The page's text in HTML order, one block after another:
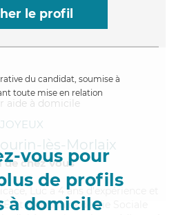
le profil
du candidat, soumise à
toute mise en relation
vous pour
de profils
à domicile
JOYEUX
lès-Morlaix
de chez Vous
Luc a 4 ans d'expérience et
d'Auxiliaire de Vie Sociale